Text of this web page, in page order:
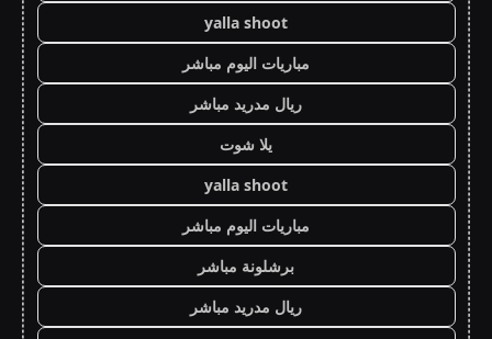
yalla shoot
مباريات اليوم مباشر
ريال مدريد مباشر
يلا شوت
yalla shoot
مباريات اليوم مباشر
برشلونة مباشر
ريال مدريد مباشر